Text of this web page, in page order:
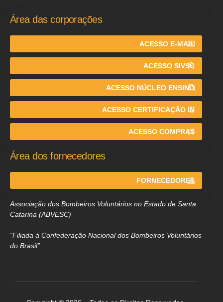
Área das corporações
ACESSO E-MAIL
ACESSO SIVSC
ACESSO NÚCLEO ENSINO
ACESSO CERTIFICAÇÃO IN
ACESSO COMPRAS
Área dos fornecedores
FORNECEDORES
Associação dos Bombeiros Voluntários no Estado de Santa
Catarina (ABVESC)
“Filiada à Confederação Nacional dos Bombeiros Voluntários
do Brasil”